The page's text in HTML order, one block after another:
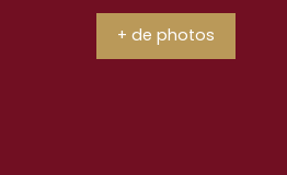
+ de photos